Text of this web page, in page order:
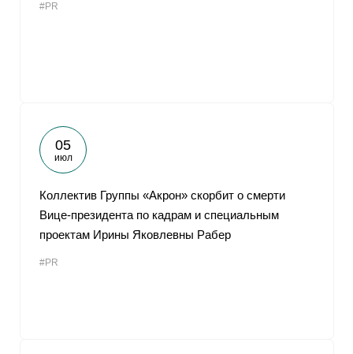
#PR
05
июл
Коллектив Группы «Акрон» скорбит о смерти
Вице-президента по кадрам и специальным
проектам Ирины Яковлевны Рабер
#PR